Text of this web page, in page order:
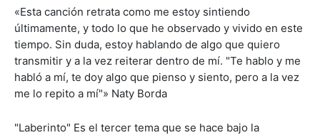
«Esta canción retrata como me estoy sintiendo
últimamente, y todo lo que he observado y vivido en este
tiempo. Sin duda, estoy hablando de algo que quiero
transmitir y a la vez reiterar dentro de mí. "Te hablo y me
habló a mí, te doy algo que pienso y siento, pero a la vez
me lo repito a mí"» Naty Borda
"Laberinto" Es el tercer tema que se hace bajo la